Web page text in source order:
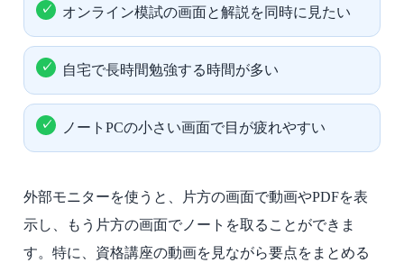
オンライン模試の画面と解説を同時に見たい
自宅で長時間勉強する時間が多い
ノートPCの小さい画面で目が疲れやすい
外部モニターを使うと、片方の画面で動画やPDFを表
示し、もう片方の画面でノートを取ることができま
す。特に、資格講座の動画を見ながら要点をまとめる